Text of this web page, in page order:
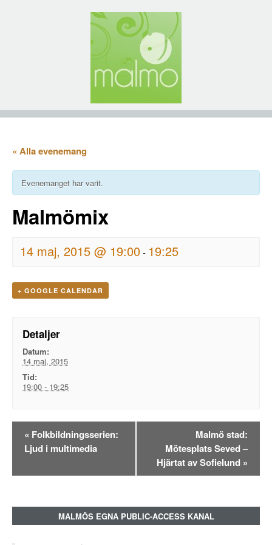
« Alla evenemang
Evenemanget har varit.
Malmömix
14 maj, 2015 @ 19:00- 19:25
+ GOOGLE CALENDAR
Detaljer
Datum:
14 maj, 2015
Tid:
19:00 - 19:25
Evenemangsnavigation
« Folkbildningsserien:
Ljud i multimedia
Malmö stad:
Mötesplats Seved –
Hjärtat av Sofielund »
MALMÖS EGNA PUBLIC-ACCESS KANAL